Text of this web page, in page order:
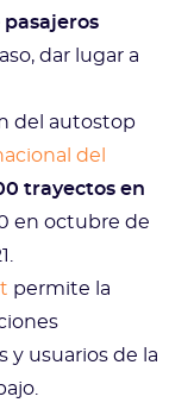
dar lugar a
del autostop
del
trayectos en
en octubre de
permite la
y usuarios de la